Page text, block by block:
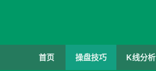
首页 操盘技巧 K线分析